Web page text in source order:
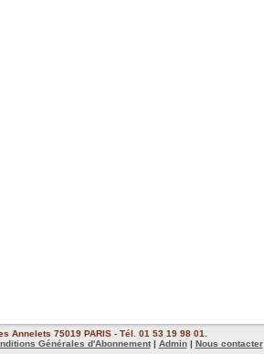
75019 PARIS - Tél. 01 53 19 98 01.
Générales d'Abonnement| Admin| Nous contacter